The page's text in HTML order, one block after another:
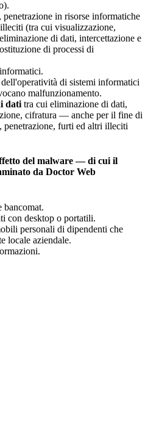
, penetrazione in risorse informatiсhe
(tra cui visualizzazione,
di dati, intercettazione e
di processi di
dell'operatività di sistemi informatici
malfunzionamento.
dati tra cui eliminazione di dati,
cifratura — anche per il fine di
penetrazione, furti ed altri illeciti
del malware — di cui il
da Doctor Web
bancomat.
con desktop o portatili.
personali di dipendenti che
locale aziendale.